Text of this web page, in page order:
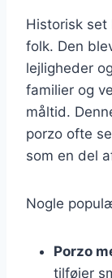
Historisk
folk. Den
lejligheder
familier og
måltid.
porzo ofte
som en del
Nogle
Porzo
tilføjer